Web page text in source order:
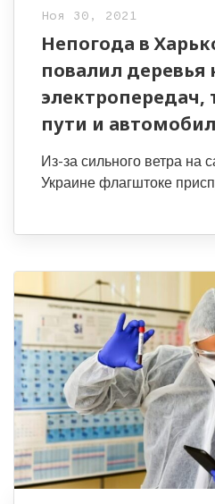
Ноя 30, 2021
Непогода в
повалил деревья
пути и
Из-за сильного ветра на
Украине флагштоке